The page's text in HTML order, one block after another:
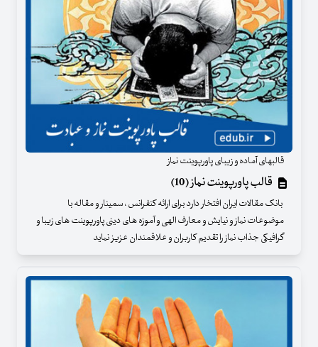
قالبهای آماده و زیبای پاورپوینت نماز
قالب پاورپوینت نماز (10)
بانک مقالات ایران افتخار دارد برای ارائه کنفرانس ، سمینار و مقاله با
موضوعات نماز و نیایش و معارف الهی و آموزه های دینی پاورپوینت های زیبا و
گرافیکی جذاب نماز را تقدیم کاربران و علاقمندان عزیز نماید